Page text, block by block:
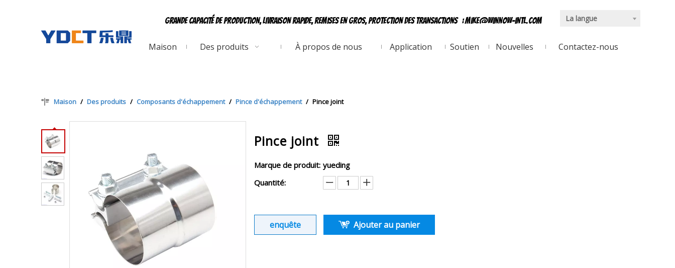
Grande capacité de production, livraison rapide, remises en gros, protection des transactions :mike@winnow-intl.com La langue
Maison Des produits À propos de nous Application Soutien Nouvelles Contactez-nous
Maison / Des produits / Composants d'échappement / Pince d'échappement / Pince joint
Pince joint
Marque de produit: yueding
Quantité:
enquête Ajouter au panier